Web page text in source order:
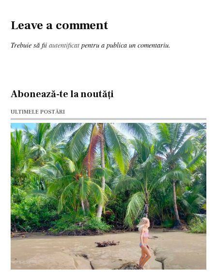
Leave
comment
Trebuie să fiiautentificat pentru a publica un comentariu.
Leave a comment
Abonează-te la noutăți
ULTIMELE POSTĂRI